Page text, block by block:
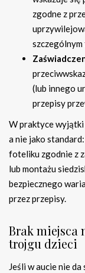
zgodne z
(lub innego
przepisy
W praktyce wyjątki
a nie jako
foteliku zgodnie z
lub montażu
bezpiecznego
przez przepisy.
Brak miejsca
trojgu dzieci
Jeśli w aucie nie